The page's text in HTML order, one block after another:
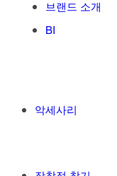
브랜드 소개
BI
악세사리